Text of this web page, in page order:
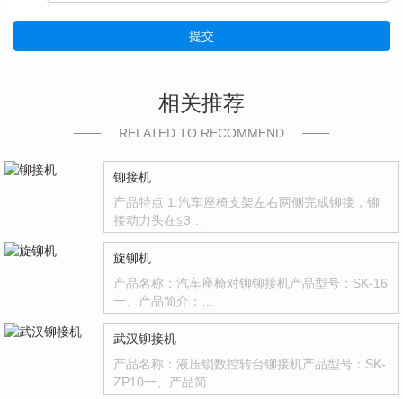
提交
相关推荐
RELATED TO RECOMMEND
铆接机
产品特点 1.汽车座椅支架左右两侧完成铆接，铆
接动力头在≦3…
旋铆机
产品名称：汽车座椅对铆铆接机产品型号：SK-16
一、产品简介：…
武汉铆接机
产品名称：液压锁数控转台铆接机产品型号：SK-
ZP10一、产品简…